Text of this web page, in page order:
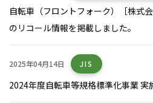
自転車（フロントフォーク）［株式
のリコール情報を掲載しました。
2025年04月14日 JIS
2024年度自転車等規格標準化事業 実